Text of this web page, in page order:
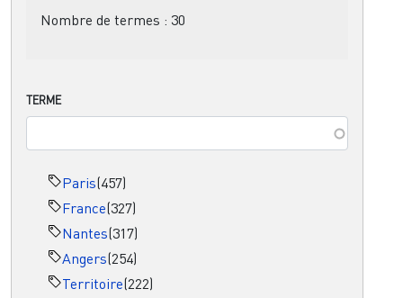
Nombre de termes : 30
TERME
Paris(457)
France(327)
Nantes(317)
Angers(254)
Territoire(222)